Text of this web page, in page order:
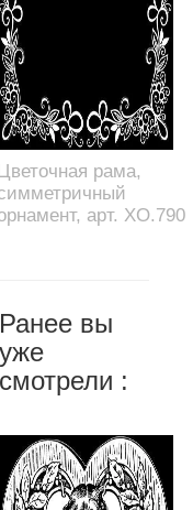
рама,
арт. XO.790
Ранее вы
уже
смотрели :